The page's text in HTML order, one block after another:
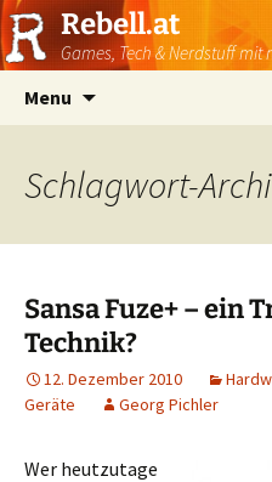
Rebell.at
Games, Tech & Nerdstuff mit
Menu
Schlagwort-
Sansa Fuze+ – ein
Technik?
12. Dezember 2010
Geräte
Georg Pichler
Wer heutzutage